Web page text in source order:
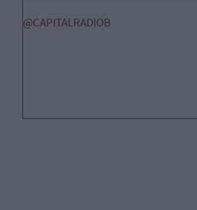
@CAPITALRADIOB